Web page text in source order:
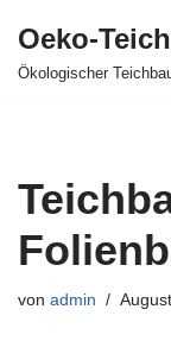
Zum
Oeko-
Ökologischer
von admin